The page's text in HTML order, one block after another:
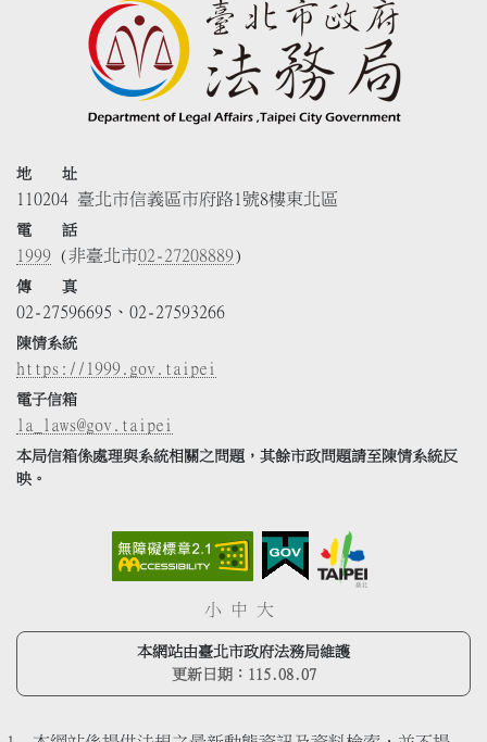
地 址
110204 臺北市信義區市府路1號8樓東北區
電 話
1999 (非臺北市02-27208889)
傳 真
02-27596695、02-27593266
陳情系統
https://1999.gov.taipei
電子信箱
la_laws@gov.taipei
本局信箱係處理與系統相關之問題，其餘市政問題請至陳情系統反
映。
小 中 大
本網站由臺北市政府法務局維護
更新日期： 115.08.07